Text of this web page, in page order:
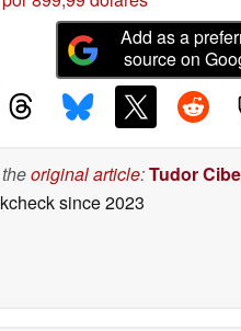
Add as a
source on
original article:Tudor
since 2023